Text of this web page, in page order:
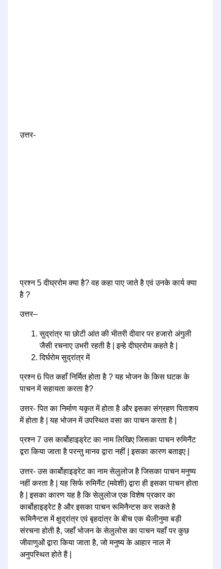
उत्तर-
प्रश्न 5 दीघ्ररोम क्या है? वह कहा पाए जाते है एवं उनके कार्य क्या
है ?
उत्तर–
सुद्रांत्र या छोटी आंत की भीतरी दीवार पर हजारो अंगुली
जैसी रचनाए उभरी रहती है | इन्हे दीघ्ररोम कहते है |
दिर्घरोम सुद्रांत्र में
प्रश्न 6 पित कहाँ निर्मित होता है ? यह भोजन के किस घटक के
पाचन में सहायता करता है?
उत्तर- पित का निर्माण यकृत में होता है और इसका संग्रहण पिताशय
में होता है | यह भोजन में उपस्थित वसा का पाचन करता है |
प्रश्न 7 उस कार्बोहाइड्रेट का नाम लिखिए जिसका पाचन रुमिनैंट
द्वरा किया जाता है परन्तु मानव द्वारा नहीं | इसका कारण बताइए |
उत्तर- उस कार्बोहाइड्रेट का नाम सेलुलोज है जिसका पाचन मनुष्य
नहीं करता है | यह सिर्फ रुमिनैंट (मवेशी) द्वारा ही इसका पाचन होता
है | इसका कारण यह है कि सेलुलोज एक विशेष प्रकार का
कार्बोहाइड्रेट है और इसका पाचन रूमिनैन्टस कर सकते है
रूमिनैन्टस में क्षुद्रांत्र एवं बृहदांत्र के बीच एक थैलीनुमा बड़ी
संरचना होती है, जहाँ भोजन के सेलुलोस का पाचन यहाँ पर कुछ
जीवाणुओं द्वारा किया जाता है, जो मनुष्य के आहार नाल में
अनुपस्थित होते हैं |